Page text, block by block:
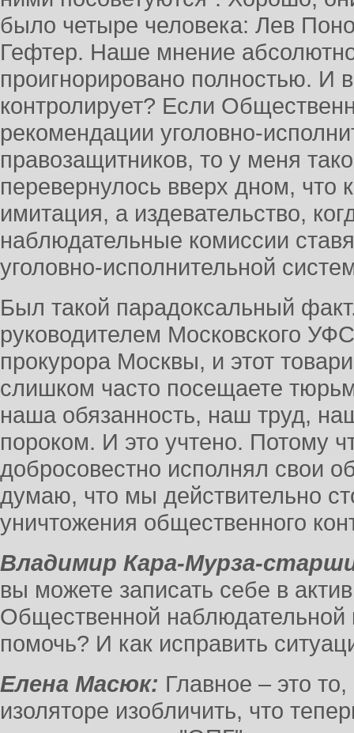
было четыре человека: Лев
Гефтер. Наше мнение
проигнорировано полностью. И
контролирует? Если
рекомендации уголовно-
правозащитников, то у меня
перевернулось вверх дном, что
имитация, а издевательство,
наблюдательные комиссии
уголовно-исполнительной
Был такой парадоксальный
руководителем Московского
прокурора Москвы, и этот
слишком часто посещаете
наша обязанность, наш труд,
пороком. И это учтено. Потому
добросовестно исполнял свои
думаю, что мы действительно
уничтожения общественного
Владимир Кара-Мурза-
вы можете записать себе в
Общественной наблюдательной
помочь? И как исправить
Елена Масюк: Главное – это
изоляторе изобличить, что